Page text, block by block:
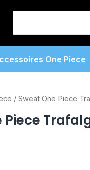
One Piece
/ Sweat One Piece
Piece